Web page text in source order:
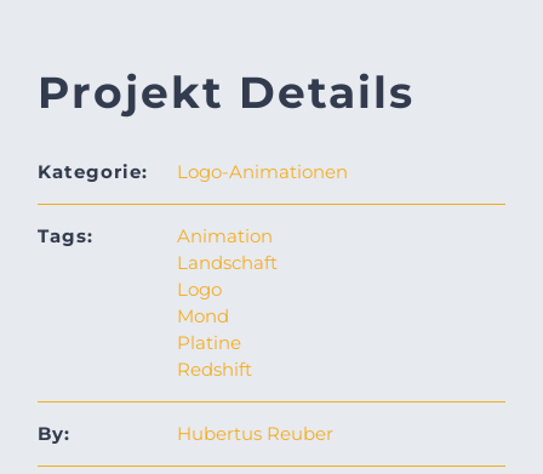
Projekt Details
Kategorie: Logo-Animationen
Tags:
Animation
Landschaft
Logo
Mond
Platine
Redshift
By: Hubertus Reuber